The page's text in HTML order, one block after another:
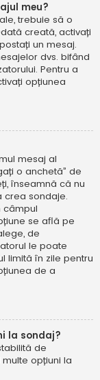
meu?
trebuie să o
creată, activați
un mesaj.
dvs. bifând
Pentru a
opțiunea
mesaj al
o anchetă” de
înseamnă că nu
crea sondaje.
câmpul
se află pe
de
le poate
limită în zile pentru
de a
la sondaj?
de
opțiuni la